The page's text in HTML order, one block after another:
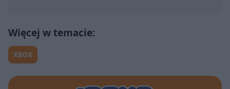
XBOX